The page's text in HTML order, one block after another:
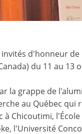
d'honneur
du 11 au 13
la grappe de
au Québec
Chicoutimi,
l'Université